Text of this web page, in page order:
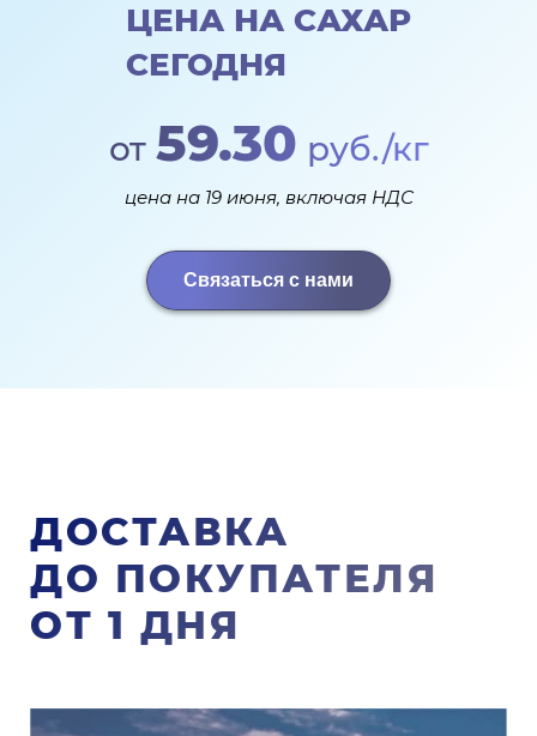
ЦЕНА НА САХАР
СЕГОДНЯ
от 59.30 руб./кг
цена на 19 июня, включая НДС
Связаться с нами
ДОСТАВКА
ДО ПОКУПАТЕЛЯ
ОТ 1 ДНЯ